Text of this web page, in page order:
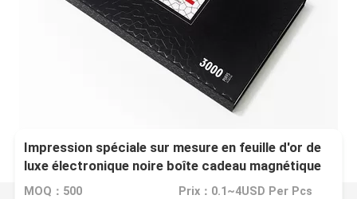
Impression spéciale sur mesure en feuille d'or de
luxe électronique noire boîte cadeau magnétique
pliable
MOQ：500 Prix：0.1~4USD Per Pcs